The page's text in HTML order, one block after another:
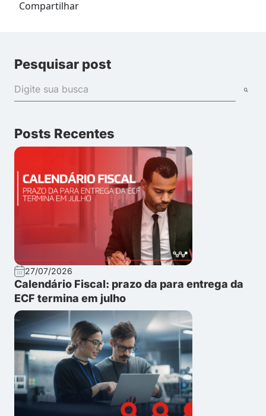
Compartilhar
Pesquisar post
Posts Recentes
27/07/2026
Calendário Fiscal: prazo da para entrega da
ECF termina em julho